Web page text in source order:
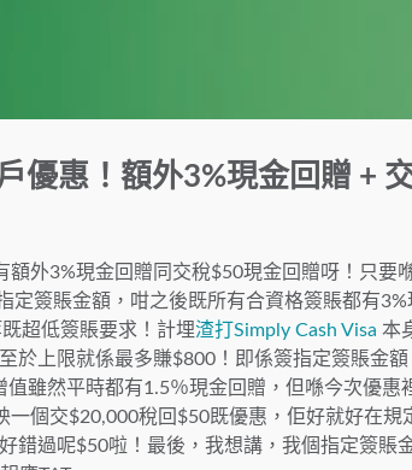
優惠！額外3%現金回贈 +
外3%現金回贈同交稅$50現金回贈呀！只要
定簽賬金額，咁之後既所有合資格簽賬都有3%
超低簽賬要求！計埋渣打Simply Cash Visa 本
於上限就係最多賺$800！即係簽指定簽賬金額
雖然平時都有1.5％現金回贈，但喺今次優惠
個交$20,000稅回$50既優惠，佢好就好在規
錯過呢$50啦！最後，我想講，我個指定簽賬